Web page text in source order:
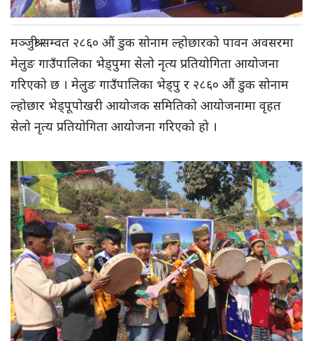
मञ्जुश्री सम्वत २८६० औं डुक सोनाम ल्होछारको पावन अवसरमा
मेलुङ गाउँपालिका भेड्पुमा सेलो नृत्य प्रतियोगिता आयोजना
गरिएको छ । मेलुङ गाउँपालिका भेड्पु र २८६० औं डुक सोनाम
ल्होछार भेड्पूपोखरी आयोजक समितिको आयोजनामा वृहत
सेलो नृत्य प्रतियोगिता आयोजना गरिएको हो ।